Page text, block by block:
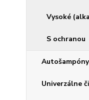
Vysoké
S ochranou
Autošampóny
Univerzálne